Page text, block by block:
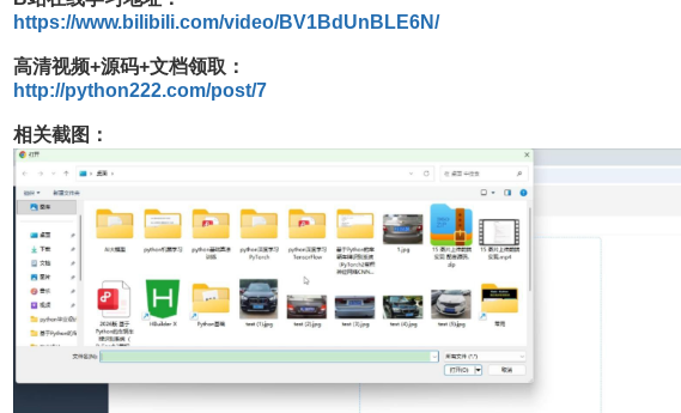
https://www.bilibili.com/video/BV1BdUnBLE6N/
高清视频+源码+文档领取：
http://python222.com/post/7
相关截图：